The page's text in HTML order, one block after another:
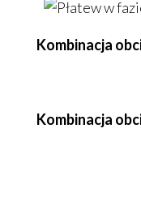
Kombinacja
Kombinacja